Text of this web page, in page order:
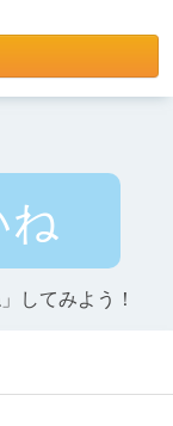
ね
してみよう！